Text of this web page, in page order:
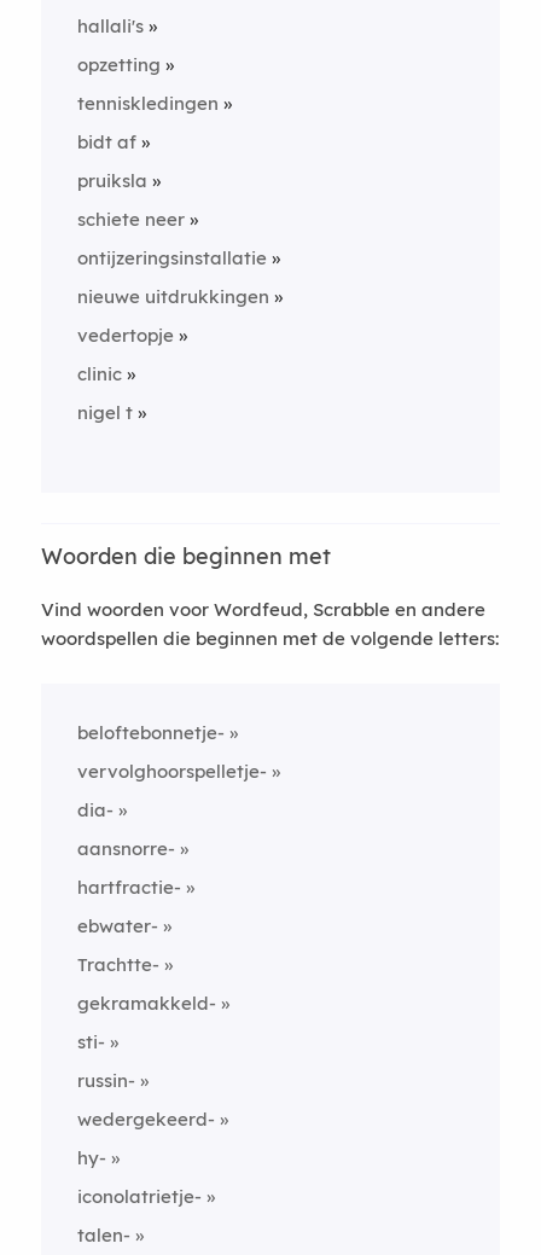
hallali's
opzetting
tenniskledingen
bidt af
pruiksla
schiete neer
ontijzeringsinstallatie
nieuwe uitdrukkingen
vedertopje
clinic
nigel t
Woorden die beginnen met
Vind woorden voor Wordfeud, Scrabble en andere
woordspellen die beginnen met de volgende letters:
beloftebonnetje-
vervolghoorspelletje-
dia-
aansnorre-
hartfractie-
ebwater-
Trachtte-
gekramakkeld-
sti-
russin-
wedergekeerd-
hy-
iconolatrietje-
talen-